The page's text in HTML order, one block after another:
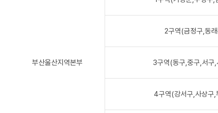
부산울산지역본부
2구역(금정구,동
3구역(동구,중구,서구
4구역(강서구,사상구,